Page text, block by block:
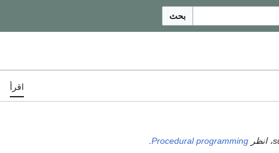
بحث
اقرأ
Procedural programming